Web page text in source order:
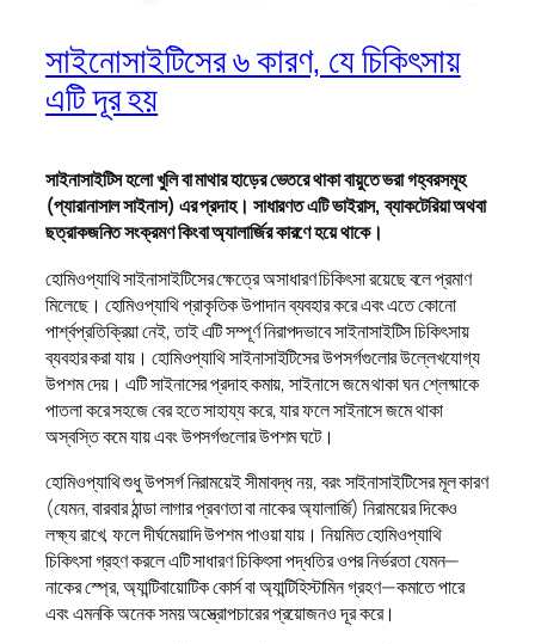
সাইনোসাইটিসের ৬ কারণ, যে চিকিৎসায়
এটি দূর হয়
সাইনাসাইটিস হলো খুলি বা মাথার হাড়ের ভেতরে থাকা বায়ুতে ভরা গহ্বরসমূহ
(প্যারানাসাল সাইনাস) এর প্রদাহ। সাধারণত এটি ভাইরাস, ব্যাকটেরিয়া অথবা
ছত্রাকজনিত সংক্রমণ কিংবা অ্যালার্জির কারণে হয়ে থাকে।
হোমিওপ্যাথি সাইনাসাইটিসের ক্ষেত্রে অসাধারণ চিকিৎসা রয়েছে বলে প্রমাণ
মিলেছে। হোমিওপ্যাথি প্রাকৃতিক উপাদান ব্যবহার করে এবং এতে কোনো
পার্শ্বপ্রতিক্রিয়া নেই, তাই এটি সম্পূর্ণ নিরাপদভাবে সাইনাসাইটিস চিকিৎসায়
ব্যবহার করা যায়। হোমিওপ্যাথি সাইনাসাইটিসের উপসর্গগুলোর উল্লেখযোগ্য
উপশম দেয়। এটি সাইনাসের প্রদাহ কমায়, সাইনাসে জমে থাকা ঘন শ্লেষ্মাকে
পাতলা করে সহজে বের হতে সাহায্য করে, যার ফলে সাইনাসে জমে থাকা
অস্বস্তি কমে যায় এবং উপসর্গগুলোর উপশম ঘটে।
হোমিওপ্যাথি শুধু উপসর্গ নিরাময়েই সীমাবদ্ধ নয়, বরং সাইনাসাইটিসের মূল কারণ
(যেমন, বারবার ঠান্ডা লাগার প্রবণতা বা নাকের অ্যালার্জি) নিরাময়ের দিকেও
লক্ষ্য রাখে, ফলে দীর্ঘমেয়াদি উপশম পাওয়া যায়। নিয়মিত হোমিওপ্যাথি
চিকিৎসা গ্রহণ করলে এটি সাধারণ চিকিৎসা পদ্ধতির ওপর নির্ভরতা যেমন—
নাকের স্প্রে, অ্যান্টিবায়োটিক কোর্স বা অ্যান্টিহিস্টামিন গ্রহণ—কমাতে পারে
এবং এমনকি অনেক সময় অস্ত্রোপচারের প্রয়োজনও দূর করে।